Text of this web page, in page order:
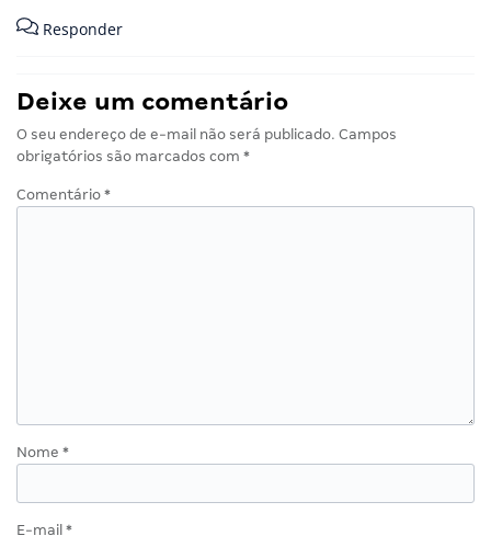
Responder
Deixe um comentário
O seu endereço de e-mail não será publicado. Campos
obrigatórios são marcados com *
Comentário *
Nome *
E-mail *